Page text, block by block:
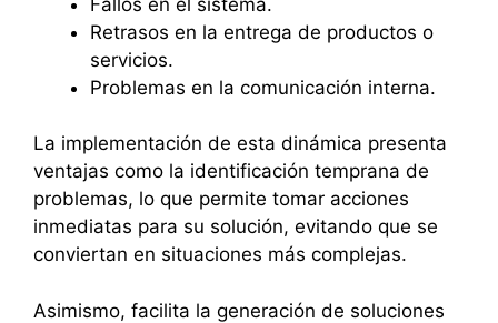
Retrasos en la entrega de productos o
servicios.
Problemas en la comunicación interna.
La implementación de esta dinámica presenta
ventajas como la identificación temprana de
problemas, lo que permite tomar acciones
inmediatas para su solución, evitando que se
conviertan en situaciones más complejas.
Asimismo, facilita la generación de soluciones